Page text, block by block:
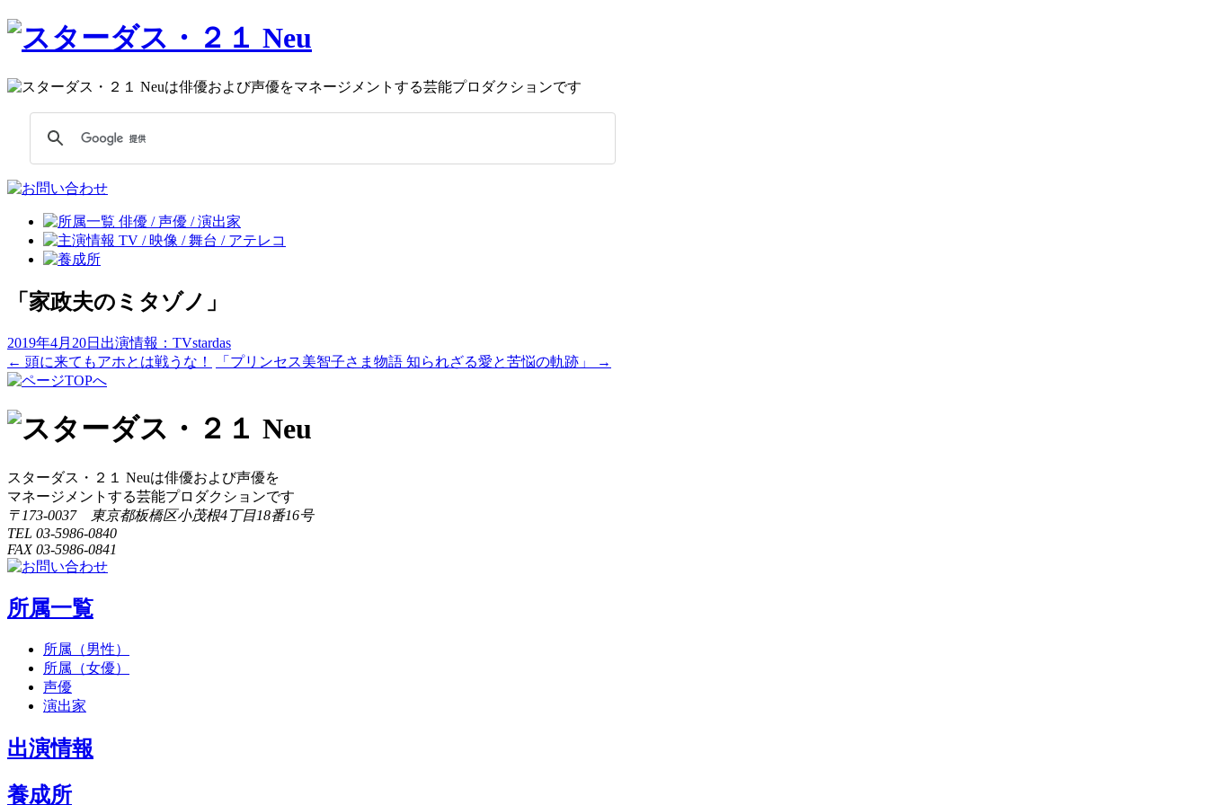
「家政夫のミタゾノ」
2019年4月20日 出演情報：TVstardas
投
稿
ナ
ゲ
ー
シ
ョ
ン
← 頭に来てもアホとは戦うな！ 「プリンセス美智子さま物語 知られざる愛と苦悩の軌跡」 →
スターダス・２１ Neuは俳優および声優を
マネージメントする芸能プロダクションです
〒173-0037 東京都板橋区小茂根4丁目18番16号
TEL 03-5986-0840
FAX 03-5986-0841
所属一覧
所属（男性）
所属（女優）
声優
演出家
出演情報
養成所